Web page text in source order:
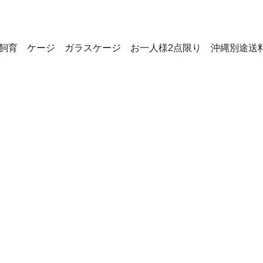
ケージ ガラスケージ お一人様2点限り 沖縄別途送